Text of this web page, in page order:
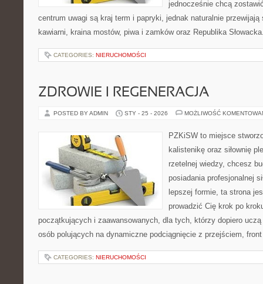
jednocześnie chcą
centrum uwagi są kraj term i papryki, jednak naturalnie
kawiarni, kraina mostów, piwa i zamków oraz Republika
CATEGORIES: NIERUCHOMOŚCI
ZDROWIE I REGENERACJA
POSTED BY ADMIN STY - 25 - 2026 MOŻLIWOŚĆ
PZKiSW to miejsce
kalistenikę oraz siłownię
rzetelnej wiedzy, chcesz
posiadania profesjonalnej
lepszej formie, ta strona
prowadzić Cię krok po
początkujących i zaawansowanych, dla tych, którzy dopiero
osób polujących na dynamiczne podciągnięcie z przejściem,
CATEGORIES: NIERUCHOMOŚCI